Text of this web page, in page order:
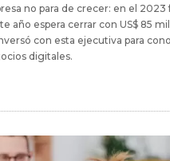
no para de crecer: en el 2023
año espera cerrar con US$ 85
con esta ejecutiva para
digitales.